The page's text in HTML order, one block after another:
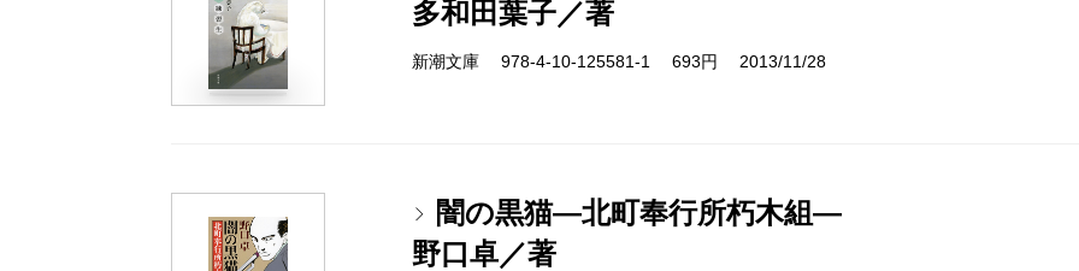
多和田葉子／著
新潮文庫 978-4-10-125581-1 693円 2013/11/28
闇の黒猫―北町奉行所朽木組―
野口卓／著